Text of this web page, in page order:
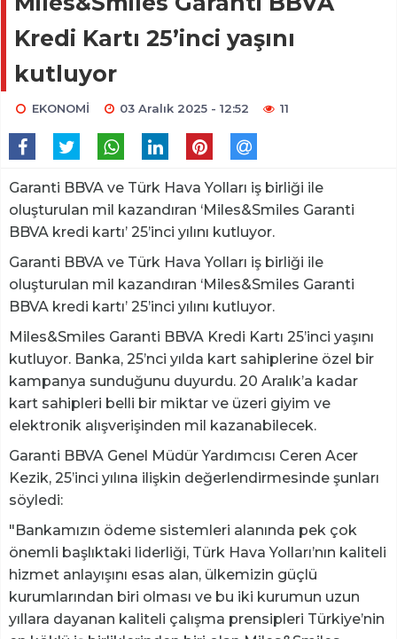
Kredi Kartı 25’inci yaşını
kutluyor
EKONOMİ 03 Aralık 2025 - 12:52 11
Garanti BBVA ve Türk Hava Yolları iş birliği ile
oluşturulan mil kazandıran ‘Miles&Smiles Garanti
BBVA kredi kartı’ 25’inci yılını kutluyor.
Garanti BBVA ve Türk Hava Yolları iş birliği ile
oluşturulan mil kazandıran ‘Miles&Smiles Garanti
BBVA kredi kartı’ 25’inci yılını kutluyor.
Miles&Smiles Garanti BBVA Kredi Kartı 25’inci yaşını
kutluyor. Banka, 25’nci yılda kart sahiplerine özel bir
kampanya sunduğunu duyurdu. 20 Aralık’a kadar
kart sahipleri belli bir miktar ve üzeri giyim ve
elektronik alışverişinden mil kazanabilecek.
Garanti BBVA Genel Müdür Yardımcısı Ceren Acer
Kezik, 25’inci yılına ilişkin değerlendirmesinde şunları
söyledi:
"Bankamızın ödeme sistemleri alanında pek çok
önemli başlıktaki liderliği, Türk Hava Yolları’nın kaliteli
hizmet anlayışını esas alan, ülkemizin güçlü
kurumlarından biri olması ve bu iki kurumun uzun
yıllara dayanan kaliteli çalışma prensipleri Türkiye’nin